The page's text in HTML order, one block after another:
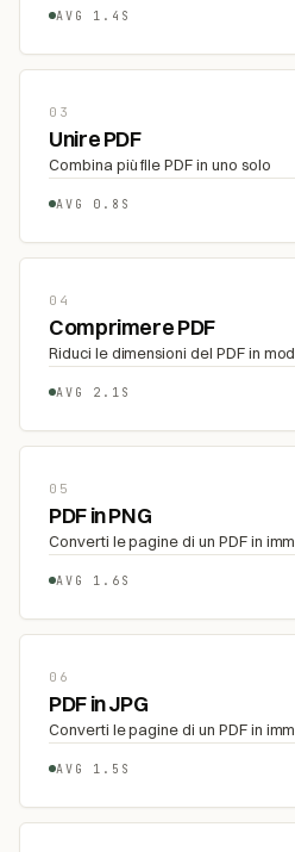
AVG 1.4S
03
Unire PDF
Combina più file PDF in uno solo
AVG 0.8S
04
Comprimere PDF
Riduci le dimensioni del PDF in
AVG 2.1S
05
PDF in PNG
Converti le pagine di un PDF in
AVG 1.6S
06
PDF in JPG
Converti le pagine di un PDF in
AVG 1.5S